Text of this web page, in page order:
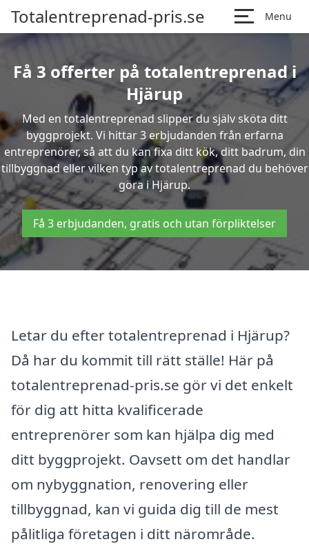
Totalentreprenad-pris.se Menu
Få 3 offerter på totalentreprenad i
Hjärup
Med en totalentreprenad slipper du själv sköta ditt
byggprojekt. Vi hittar 3 erbjudanden från erfarna
entreprenörer, så att du kan fixa ditt kök, ditt badrum, din
tillbyggnad eller vilken typ av totalentreprenad du behöver
göra i Hjärup.
Få 3 erbjudanden, gratis och utan förpliktelser
Letar du efter totalentreprenad i Hjärup?
Då har du kommit till rätt ställe! Här på
totalentreprenad-pris.se gör vi det enkelt
för dig att hitta kvalificerade
entreprenörer som kan hjälpa dig med
ditt byggprojekt. Oavsett om det handlar
om nybyggnation, renovering eller
tillbyggnad, kan vi guida dig till de mest
pålitliga företagen i ditt närområde.